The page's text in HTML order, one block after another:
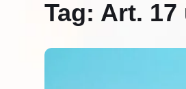
Tag: Art. 17